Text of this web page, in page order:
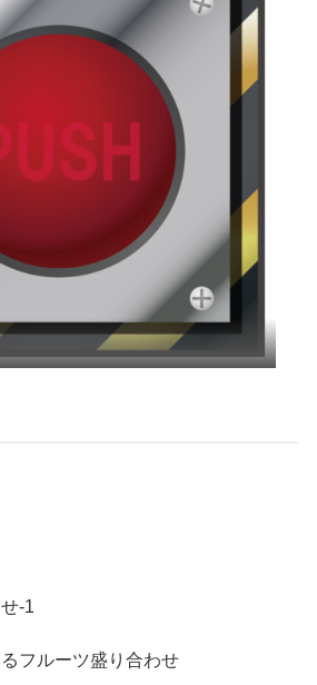
-1
フルーツ盛り合わせ